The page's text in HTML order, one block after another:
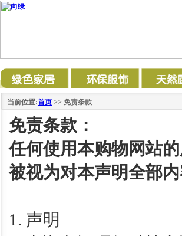
当前位置:首页 >> 免责条款
免责条款：
任何使用本购物网站
被视为对本声明全部
1. 声明